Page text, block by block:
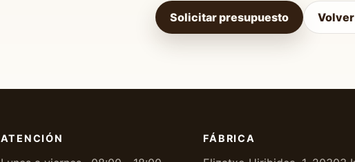
Solicitar presupuesto
ATENCIÓN FÁBRICA